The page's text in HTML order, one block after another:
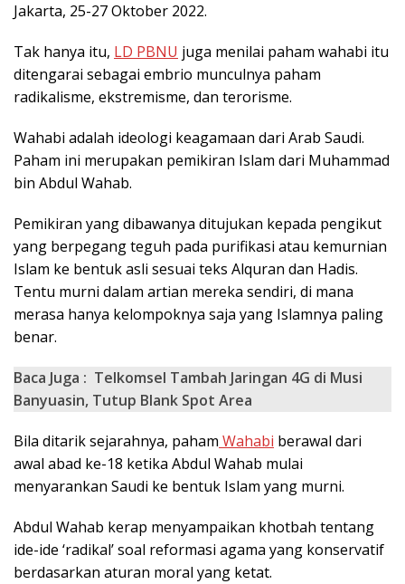
Jakarta, 25-27 Oktober 2022.
Tak hanya itu, LD PBNU juga menilai paham wahabi itu
ditengarai sebagai embrio munculnya paham
radikalisme, ekstremisme, dan terorisme.
Wahabi adalah ideologi keagamaan dari Arab Saudi.
Paham ini merupakan pemikiran Islam dari Muhammad
bin Abdul Wahab.
Pemikiran yang dibawanya ditujukan kepada pengikut
yang berpegang teguh pada purifikasi atau kemurnian
Islam ke bentuk asli sesuai teks Alquran dan Hadis.
Tentu murni dalam artian mereka sendiri, di mana
merasa hanya kelompoknya saja yang Islamnya paling
benar.
Baca Juga : Telkomsel Tambah Jaringan 4G di Musi
Banyuasin, Tutup Blank Spot Area
Bila ditarik sejarahnya, paham Wahabi berawal dari
awal abad ke-18 ketika Abdul Wahab mulai
menyarankan Saudi ke bentuk Islam yang murni.
Abdul Wahab kerap menyampaikan khotbah tentang
ide-ide ‘radikal’ soal reformasi agama yang konservatif
berdasarkan aturan moral yang ketat.